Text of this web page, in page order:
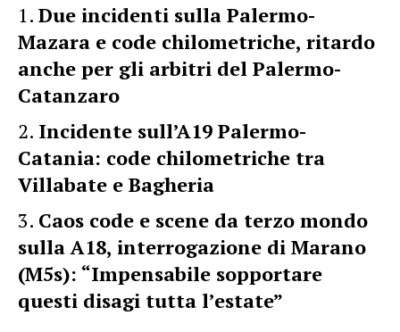
Due incidenti sulla Palermo-
Mazara e code chilometriche, ritardo
anche per gli arbitri del Palermo-
Catanzaro
Incidente sull’A19 Palermo-
Catania: code chilometriche tra
Villabate e Bagheria
Caos code e scene da terzo mondo
sulla A18, interrogazione di Marano
(M5s): “Impensabile sopportare
questi disagi tutta l’estate”